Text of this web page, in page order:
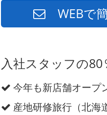
WEBで
入社スタッフの
今年も新店舗オープ
産地研修旅行（北海